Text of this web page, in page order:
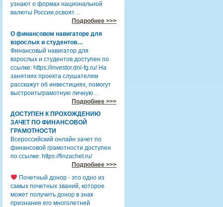
узнают о формах национальной
валюты России,освоят…
Подробнее >>>
О финансовом навигаторе для
взрослых и студентов…
Финансовый навигатор для
взрослых и студентов доступен по
ссылке: https://investor.dni-fg.ru/ На
занятиях проекта слушателям
расскажут об инвестициях, помогут
выстроитьграмотную личную…
Подробнее >>>
ДОСТУПЕН К ПРОХОЖДЕНИЮ
ЗАЧЕТ ПО ФИНАНСОВОЙ
ГРАМОТНОСТИ
Всероссийский онлайн зачет по
финансовой грамотности доступен
по ссылке: https://finzachet.ru/
Подробнее >>>
Почетный донор - это одно из
самых почетных званий, которое
может получить донор в знак
признания его многолетней